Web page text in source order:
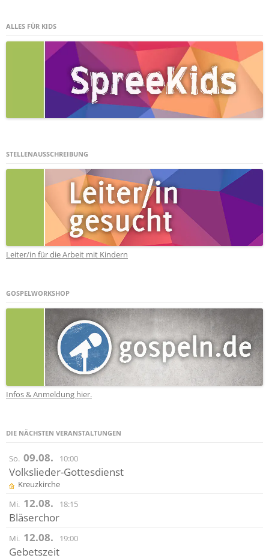
ALLES FÜR KIDS
STELLENAUSSCHREIBUNG
Leiter/in für die Arbeit mit Kindern
GOSPELWORKSHOP
Infos & Anmeldung hier.
DIE NÄCHSTEN VERANSTALTUNGEN
So. 09.08. 10:00
Volkslieder-Gottesdienst
Kreuzkirche
Mi. 12.08. 18:15
Bläserchor
Mi. 12.08. 19:00
Gebetszeit